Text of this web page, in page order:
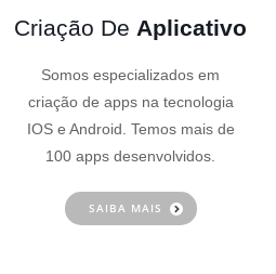
Criação De Aplicativo
Somos especializados em
criação de apps na tecnologia
IOS e Android. Temos mais de
100 apps desenvolvidos.
SAIBA MAIS